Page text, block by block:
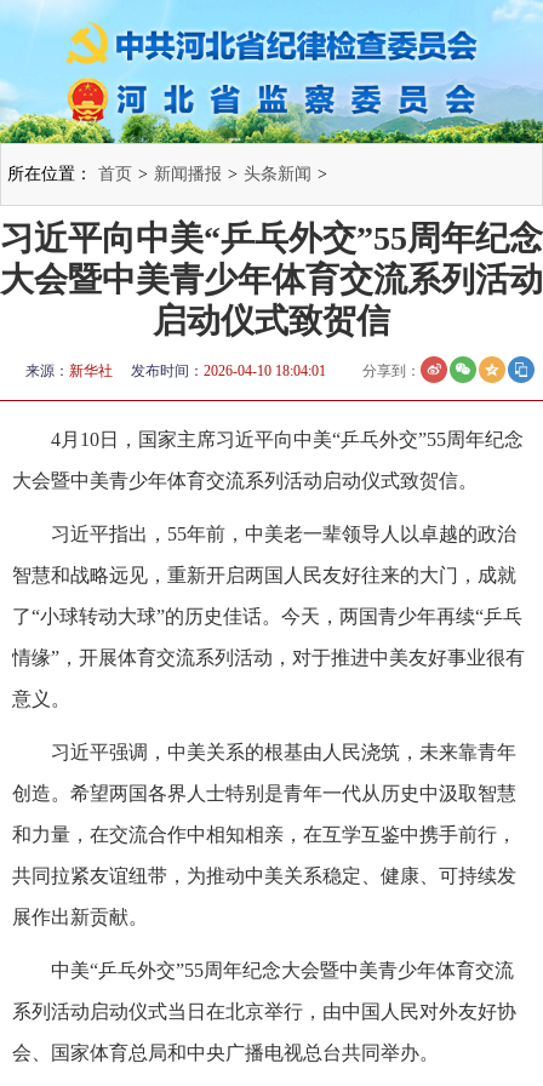
所在位置： 首页 > 新闻播报 > 头条新闻 >
习近平向中美“乒乓外交”55周年纪念
大会暨中美青少年体育交流系列活动
启动仪式致贺信
来源： 新华社 发布时间： 2026-04-10 18:04:01 分享到：
4月10日，国家主席习近平向中美“乒乓外交”55周年纪念
大会暨中美青少年体育交流系列活动启动仪式致贺信。
习近平指出，55年前，中美老一辈领导人以卓越的政治
智慧和战略远见，重新开启两国人民友好往来的大门，成就
了“小球转动大球”的历史佳话。今天，两国青少年再续“乒乓
情缘”，开展体育交流系列活动，对于推进中美友好事业很有
意义。
习近平强调，中美关系的根基由人民浇筑，未来靠青年
创造。希望两国各界人士特别是青年一代从历史中汲取智慧
和力量，在交流合作中相知相亲，在互学互鉴中携手前行，
共同拉紧友谊纽带，为推动中美关系稳定、健康、可持续发
展作出新贡献。
中美“乒乓外交”55周年纪念大会暨中美青少年体育交流
系列活动启动仪式当日在北京举行，由中国人民对外友好协
会、国家体育总局和中央广播电视总台共同举办。